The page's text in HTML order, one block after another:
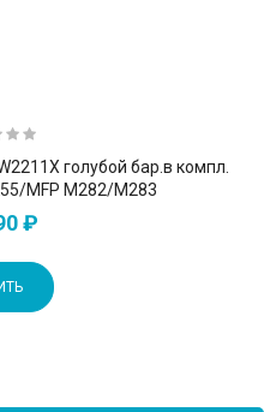
голубой бар.в компл.
MFP M282/M283
₽